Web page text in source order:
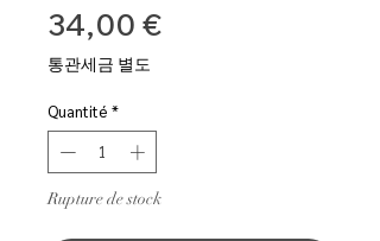
34,00 €Prix
통관세금 별도
Quantité *
Rupture de stock